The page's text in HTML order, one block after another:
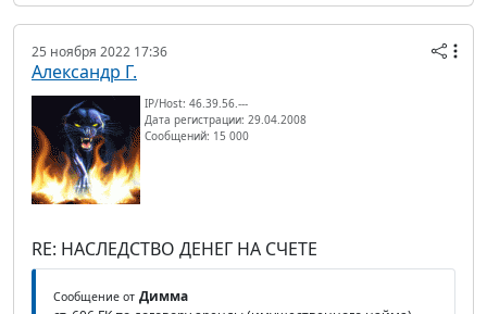
25 ноября 2022 17:36
Александр Г.
IP/Host: 46.39.56.---
Дата регистрации: 29.04.2008
Сообщений: 15 000
RE: НАСЛЕДСТВО ДЕНЕГ НА СЧЕТЕ
Сообщение от Димма